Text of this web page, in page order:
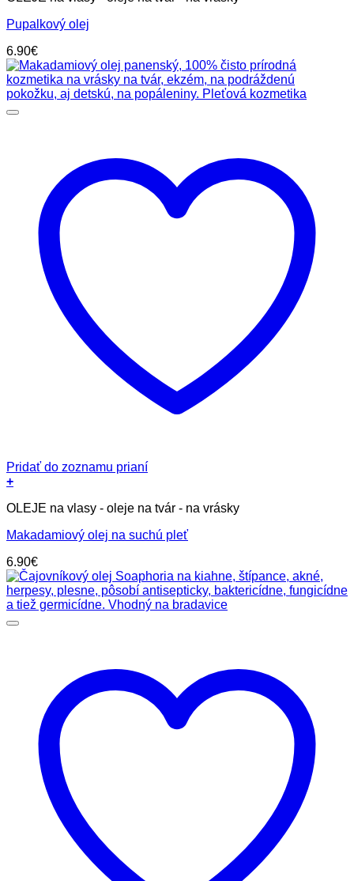
Pupalkový olej
6.90€
Pridať do zoznamu prianí
+
OLEJE na vlasy - oleje na tvár - na vrásky
Makadamiový olej na suchú pleť
6.90€